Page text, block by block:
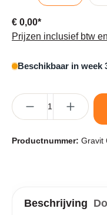
€ 0,00*
Prijzen inclusief btw
Beschikbaar in week
Producthoeveelheid:
Productnummer: Gravit
Beschrijving